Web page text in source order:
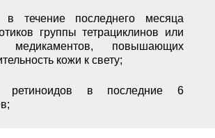
в течение последнего месяца
группы тетрациклинов или
медикаментов, повышающих
кожи к свету;
ретиноидов в последние 6